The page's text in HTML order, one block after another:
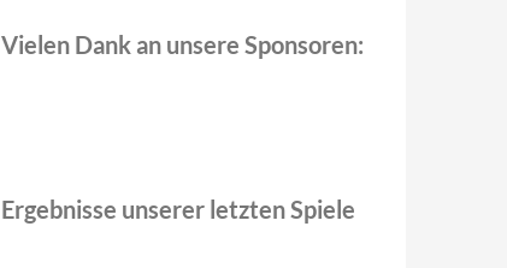
Vielen Dank an unsere Sponsoren:
Ergebnisse unserer letzten Spiele